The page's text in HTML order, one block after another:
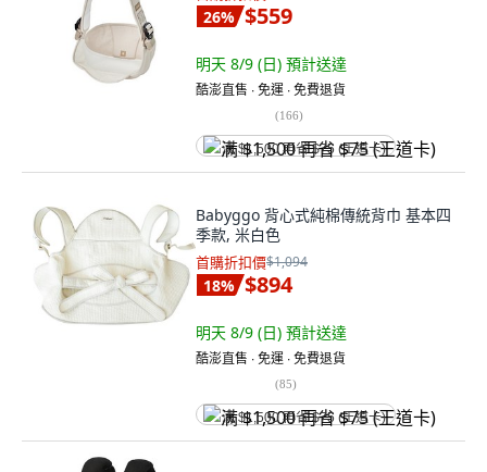
26% $559
明天 8/9 (日) 預計送達
酷澎直售 ∙ 免運 ∙ 免費退貨
(166)
满 $1,500 再省 $75 (王道卡)
Babyggo 背心式純棉傳統背巾 基本四
季款, 米白色
首購折扣價$1,094
18% $894
明天 8/9 (日) 預計送達
酷澎直售 ∙ 免運 ∙ 免費退貨
(85)
满 $1,500 再省 $75 (王道卡)